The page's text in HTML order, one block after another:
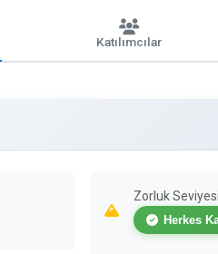
Katılımcılar
Zorluk Seviyesi
Herkes